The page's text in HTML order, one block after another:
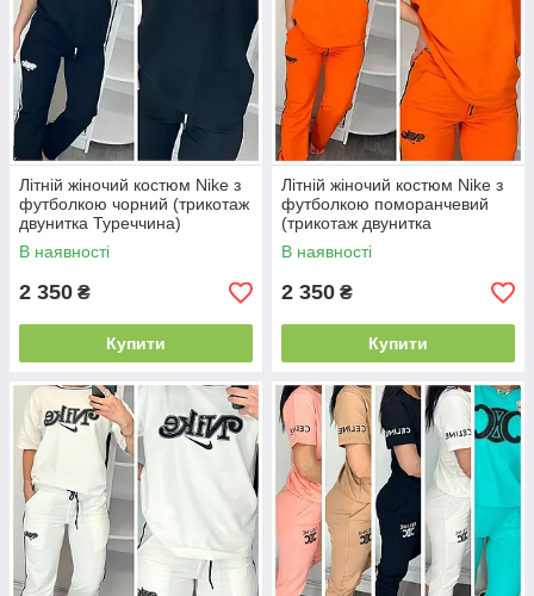
Літній жіночий костюм Nike з
футболкою чорний (трикотаж
двунитка Туреччина)
В наявності
2 350 ₴
Купити
Літній жіночий костюм Nike з
футболкою поморанчевий
(трикотаж двунитка
Туреччина)
В наявності
2 350 ₴
Купити